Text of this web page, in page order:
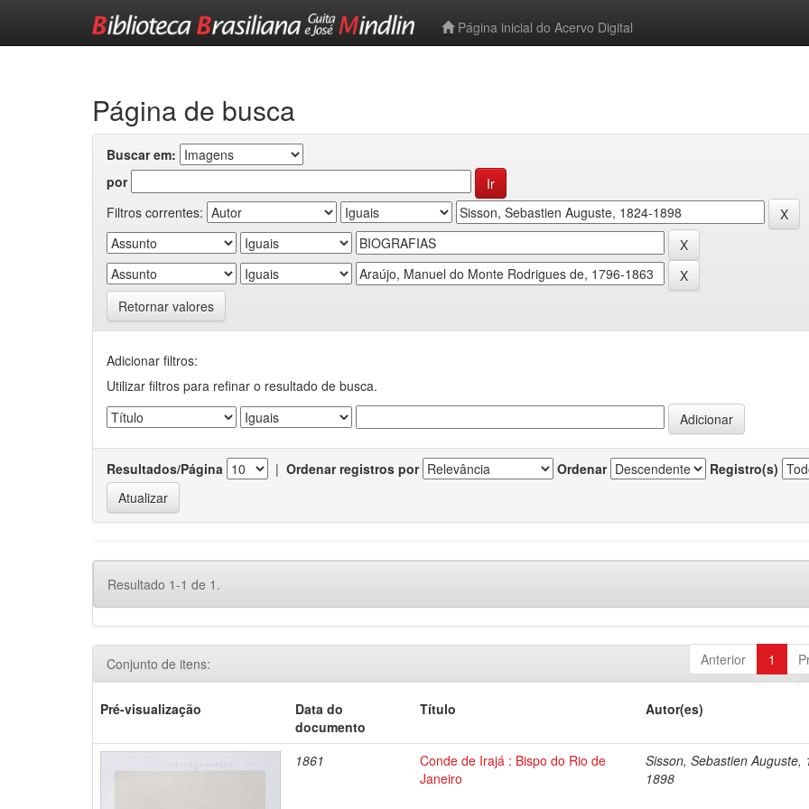
Página inicial do Acervo Digital
Página de busca
Buscar em:
por
Filtros correntes:
Retornar valores
Adicionar filtros:
Utilizar filtros para refinar o resultado de busca.
Resultados/Página | Ordenar registros por Ordenar Registro(s)
Resultado 1-1 de 1.
Anterior 1
Conjunto de itens:
Pré-visualização
Data do
documento
Título Autor(es)
1861
Conde de Irajá : Bispo do Rio de
Janeiro
Sisson, Sebastien Auguste,
1898